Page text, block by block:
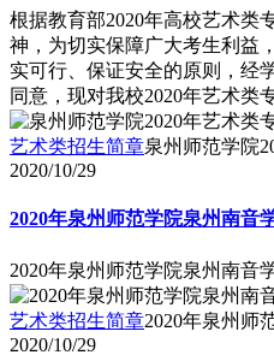
根据教育部2020年高校艺术类
神，为切实保障广大考生利益
实可行、保证安全的原则，经
同意，现对我校2020年艺术类
艺术类招生简章泉州师范学院
2020/10/29
2020年泉州师范学院泉州南音
2020年泉州师范学院泉州南音
艺术类招生简章2020年泉州师
2020/10/29